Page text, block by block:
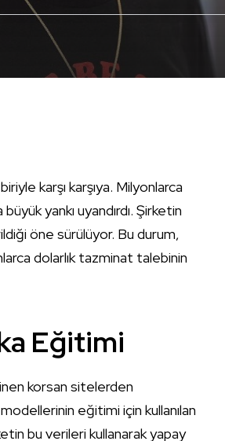
karşı karşıya. Milyonlarca
yankı uyandırdı. Şirketin
öne sürülüyor. Bu durum,
dolarlık tazminat talebinin
Eğitimi
korsan sitelerden
eğitimi için kullanılan
bu verileri kullanarak yapay